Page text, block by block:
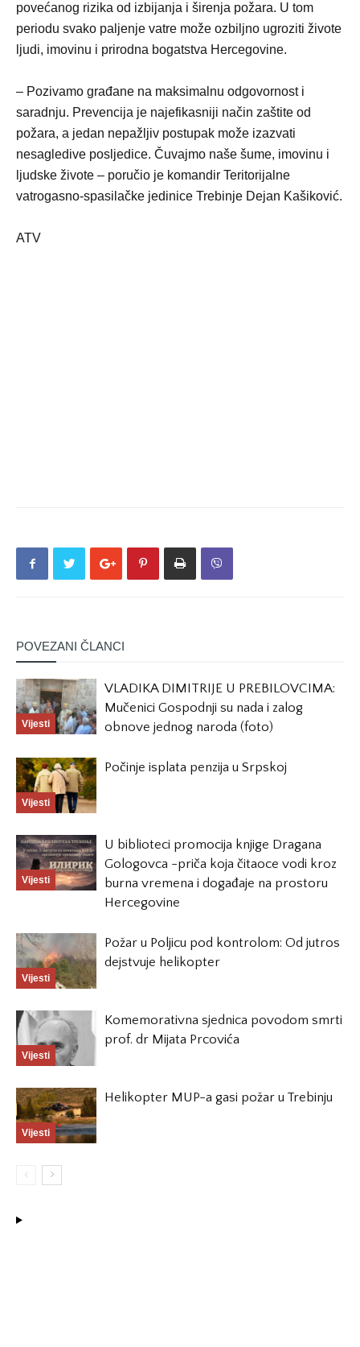
povećanog rizika od izbijanja i širenja požara. U tom
periodu svako paljenje vatre može ozbiljno ugroziti živote
ljudi, imovinu i prirodna bogatstva Hercegovine.
– Pozivamo građane na maksimalnu odgovornost i
saradnju. Prevencija je najefikasniji način zaštite od
požara, a jedan nepažljiv postupak može izazvati
nesagledive posljedice. Čuvajmo naše šume, imovinu i
ljudske živote – poručio je komandir Teritorijalne
vatrogasno-spasilačke jedinice Trebinje Dejan Kašiković.
ATV
POVEZANI ČLANCI
Vijesti
VLADIKA DIMITRIJE U PREBILOVCIMA:
Mučenici Gospodnji su nada i zalog
obnove jednog naroda (foto)
Vijesti
Počinje isplata penzija u Srpskoj
Vijesti
U biblioteci promocija knjige Dragana
Gologovca -priča koja čitaoce vodi kroz
burna vremena i događaje na prostoru
Hercegovine
Vijesti
Požar u Poljicu pod kontrolom: Od jutros
dejstvuje helikopter
Vijesti
Komemorativna sjednica povodom smrti
prof. dr Mijata Prcovića
Vijesti
Helikopter MUP-a gasi požar u Trebinju